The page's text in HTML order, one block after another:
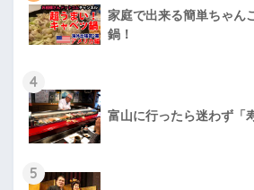
家庭で出来る簡単ちゃん
鍋！
4
富山に行ったら迷わず「
5